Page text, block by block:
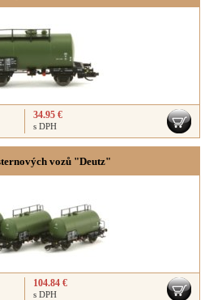
34.95 €
s DPH
vozů "Deutz"
104.84 €
s DPH